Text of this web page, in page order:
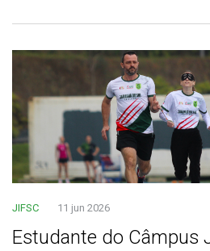
JIFSC 11 jun 2026
Estudante do Câmpus